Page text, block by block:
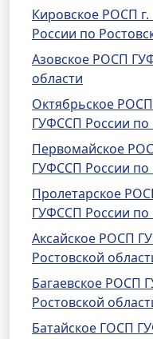
Кировское РОСП
России по
Азовское РОСП
области
Октябрьское
ГУФССП России по
Первомайское
ГУФССП России по
Пролетарское
ГУФССП России по
Аксайское РОСП
Ростовской
Багаевское РОСП
Ростовской
Батайское ГОСП